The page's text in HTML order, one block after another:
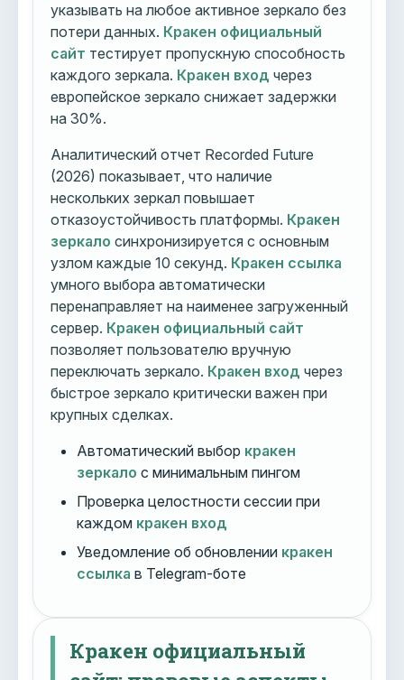
указывать на любое активное зеркало без
потери данных. Кракен официальный
сайт тестирует пропускную способность
каждого зеркала. Кракен вход через
европейское зеркало снижает задержки
на 30%.
Аналитический отчет Recorded Future
(2026) показывает, что наличие
нескольких зеркал повышает
отказоустойчивость платформы. Кракен
зеркало синхронизируется с основным
узлом каждые 10 секунд. Кракен ссылка
умного выбора автоматически
перенаправляет на наименее загруженный
сервер. Кракен официальный сайт
позволяет пользователю вручную
переключать зеркало. Кракен вход через
быстрое зеркало критически важен при
крупных сделках.
Автоматический выбор кракен
зеркало с минимальным пингом
Проверка целостности сессии при
каждом кракен вход
Уведомление об обновлении кракен
ссылка в Telegram-боте
Кракен официальный